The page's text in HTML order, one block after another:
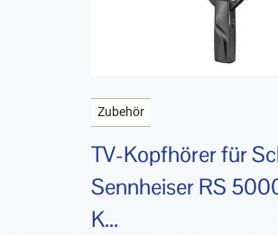
Zubehör
TV-Kopfhörer für
Sennheiser RS
K...